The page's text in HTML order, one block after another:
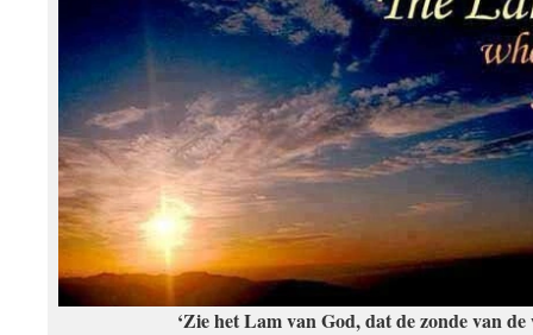
‘Zie het Lam van God, dat de zonde van de